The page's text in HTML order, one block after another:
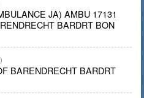
JA) AMBU 17131
BARDRT BON
BARENDRECHT BARDRT